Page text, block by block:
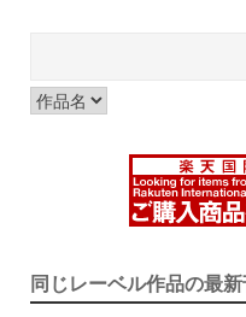
同じレーベル作品の最